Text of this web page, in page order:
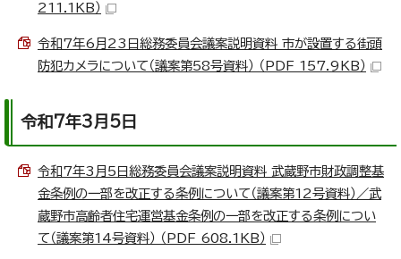
211.1KB）
令和7年6月23日総務委員会議案説明資料 市が設置する街頭
防犯カメラについて（議案第58号資料） （PDF 157.9KB）
令和7年3月5日
令和7年3月5日総務委員会議案説明資料 武蔵野市財政調整基
金条例の一部を改正する条例について（議案第12号資料）／武
蔵野市高齢者住宅運営基金条例の一部を改正する条例につい
て（議案第14号資料） （PDF 608.1KB）